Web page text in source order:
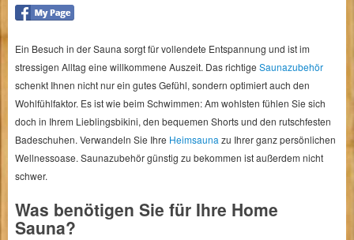
Ein Besuch in der Sauna sorgt für vollendete Entspannung und ist im
stressigen Alltag eine willkommene Auszeit. Das richtige Saunazubehör
schenkt Ihnen nicht nur ein gutes Gefühl, sondern optimiert auch den
Wohlfühlfaktor. Es ist wie beim Schwimmen: Am wohlsten fühlen Sie sich
doch in Ihrem Lieblingsbikini, den bequemen Shorts und den rutschfesten
Badeschuhen. Verwandeln Sie Ihre Heimsauna zu Ihrer ganz persönlichen
Wellnessoase. Saunazubehör günstig zu bekommen ist außerdem nicht
schwer.
Was benötigen Sie für Ihre Home
Sauna?